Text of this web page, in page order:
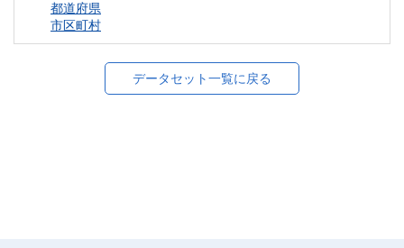
都道府県
市区町村
データセット一覧に戻る